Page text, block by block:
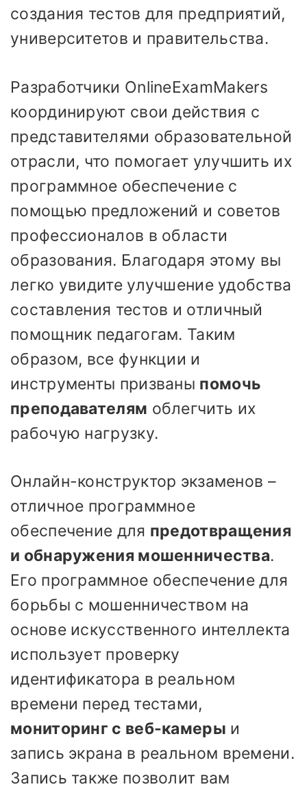
создания тестов для предприятий,
университетов и правительства.
Разработчики OnlineExamMakers
координируют свои действия с
представителями образовательной
отрасли, что помогает улучшить их
программное обеспечение с
помощью предложений и советов
профессионалов в области
образования. Благодаря этому вы
легко увидите улучшение удобства
составления тестов и отличный
помощник педагогам. Таким
образом, все функции и
инструменты призваны помочь
преподавателям облегчить их
рабочую нагрузку.
Онлайн-конструктор экзаменов –
отличное программное
обеспечение для предотвращения
и обнаружения мошенничества.
Его программное обеспечение для
борьбы с мошенничеством на
основе искусственного интеллекта
использует проверку
идентификатора в реальном
времени перед тестами,
мониторинг с веб-камеры и
запись экрана в реальном времени.
Запись также позволит вам